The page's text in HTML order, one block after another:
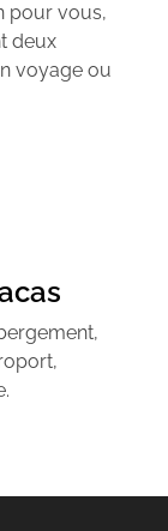
pour vous,
deux
voyage ou